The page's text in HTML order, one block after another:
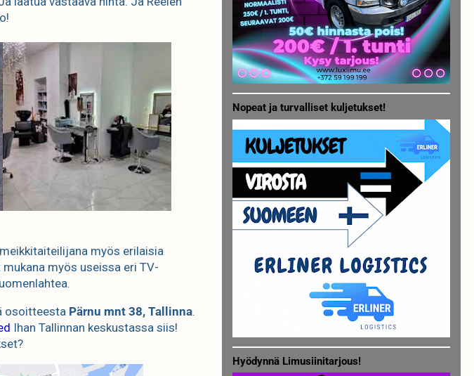
myös erilaisia
myös useissa eri TV-
osoitteesta Pärnu mnt 38, Tallinna.
Ihan Tallinnan keskustassa siis!
Nopeat ja turvalliset kuljetukset!
Hyödynnä Limusiinitarjous!